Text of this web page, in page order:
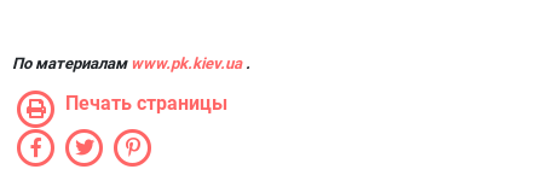
По материалам www.pk.kiev.ua.
Печать страницы